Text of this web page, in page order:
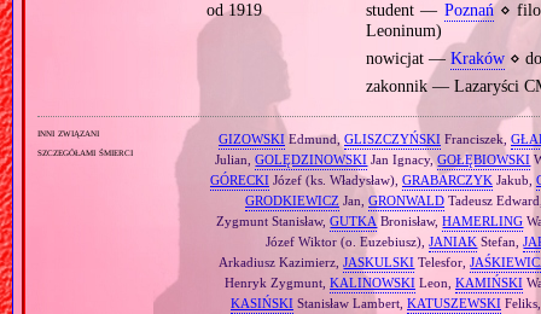
od 1919
student — Poznań⋄
Leoninum)
nowicjat — Kraków⋄
zakonnik — Lazaryści
inni związani
szczegółami śmierci
GIZOWSKIEdmund, GLISZCZYŃSKI Franciszek,
Julian,GOLĘDZINOWSKI Jan Ignacy,GOŁĘBIOWSKI
GÓRECKIJózef (ks. Władysław), GRABARCZYKJakub,
GRODKIEWICZ Jan, GRONWALDTadeusz
Zygmunt Stanisław,GUTKA Bronisław,HAMERLING
Józef Wiktor (o. Euzebiusz),JANIAK Stefan,
Arkadiusz Kazimierz,JASKULSKI Telesfor,
Henryk Zygmunt, KALINOWSKILeon, KAMIŃSKI
KASIŃSKI Stanisław Lambert, KATUSZEWSKI